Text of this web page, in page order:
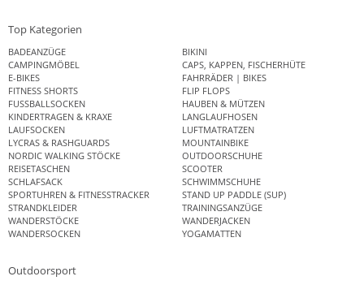
Top Kategorien
BADEANZÜGE
BIKINI
CAMPINGMÖBEL
CAPS, KAPPEN, FISCHERHÜTE
E-BIKES
FAHRRÄDER | BIKES
FITNESS SHORTS
FLIP FLOPS
FUSSBALLSOCKEN
HAUBEN & MÜTZEN
KINDERTRAGEN & KRAXE
LANGLAUFHOSEN
LAUFSOCKEN
LUFTMATRATZEN
LYCRAS & RASHGUARDS
MOUNTAINBIKE
NORDIC WALKING STÖCKE
OUTDOORSCHUHE
REISETASCHEN
SCOOTER
SCHLAFSACK
SCHWIMMSCHUHE
SPORTUHREN & FITNESSTRACKER
STAND UP PADDLE (SUP)
STRANDKLEIDER
TRAININGSANZÜGE
WANDERSTÖCKE
WANDERJACKEN
WANDERSOCKEN
YOGAMATTEN
Outdoorsport